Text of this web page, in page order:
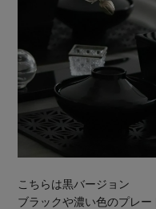
こちらは黒バージョン
ブラックや濃い色のプレー